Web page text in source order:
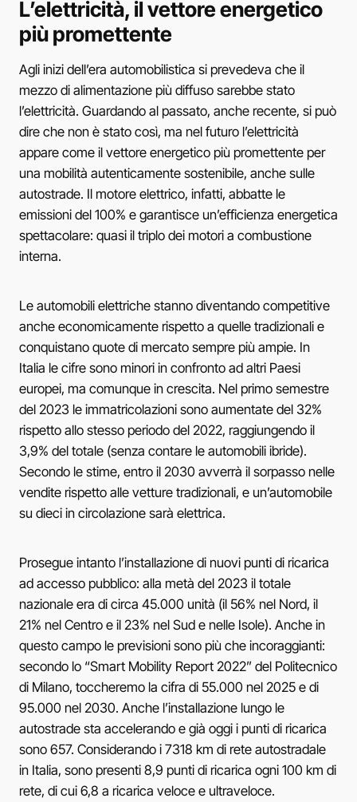
L’elettricità, il vettore energetico
più promettente
Agli inizi dell’era automobilistica si prevedeva che il
mezzo di alimentazione più diffuso sarebbe stato
l’elettricità. Guardando al passato, anche recente, si può
dire che non è stato così, ma nel futuro l’elettricità
appare come il vettore energetico più promettente per
una mobilità autenticamente sostenibile, anche sulle
autostrade. Il motore elettrico, infatti, abbatte le
emissioni del 100% e garantisce un’efficienza energetica
spettacolare: quasi il triplo dei motori a combustione
interna.
Le automobili elettriche stanno diventando competitive
anche economicamente rispetto a quelle tradizionali e
conquistano quote di mercato sempre più ampie. In
Italia le cifre sono minori in confronto ad altri Paesi
europei, ma comunque in crescita. Nel primo semestre
del 2023 le immatricolazioni sono aumentate del 32%
rispetto allo stesso periodo del 2022, raggiungendo il
3,9% del totale (senza contare le automobili ibride).
Secondo le stime, entro il 2030 avverrà il sorpasso nelle
vendite rispetto alle vetture tradizionali, e un’automobile
su dieci in circolazione sarà elettrica.
Prosegue intanto l’installazione di nuovi punti di ricarica
ad accesso pubblico: alla metà del 2023 il totale
nazionale era di circa 45.000 unità (il 56% nel Nord, il
21% nel Centro e il 23% nel Sud e nelle Isole). Anche in
questo campo le previsioni sono più che incoraggianti:
secondo lo “Smart Mobility Report 2022” del Politecnico
di Milano, toccheremo la cifra di 55.000 nel 2025 e di
95.000 nel 2030. Anche l’installazione lungo le
autostrade sta accelerando e già oggi i punti di ricarica
sono 657. Considerando i 7318 km di rete autostradale
in Italia, sono presenti 8,9 punti di ricarica ogni 100 km di
rete, di cui 6,8 a ricarica veloce e ultraveloce.